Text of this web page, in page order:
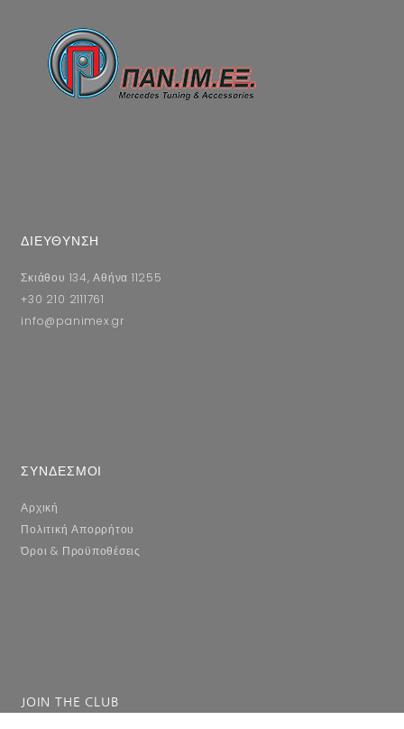
ΔΙΕΥΘΥΝΣΗ
Σκιάθου 134, Αθήνα 11255
+30 210 2111761
info@panimex.gr
ΣΥΝΔΕΣΜΟΙ
Αρχική
Πολιτική Απορρήτου
Όροι & Προϋποθέσεις
JOIN THE CLUB